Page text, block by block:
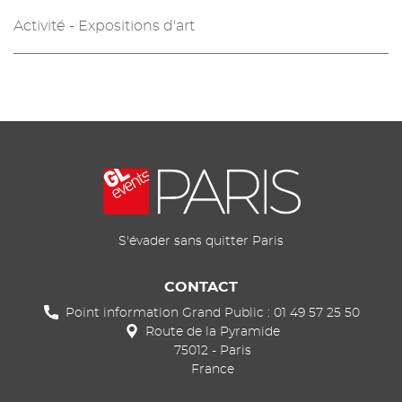
Activité - Expositions d'art
S'évader sans quitter Paris
CONTACT
Point information Grand Public : 01 49 57 25 50
Route de la Pyramide
75012 - Paris
France